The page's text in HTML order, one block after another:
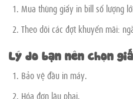
Mua thùng giấy in bill số lượng
Theo dõi các đợt khuyến mãi:
Lý do bạn nên chọn
Bảo vệ đầu in máy.
Hóa đơn lâu phai.